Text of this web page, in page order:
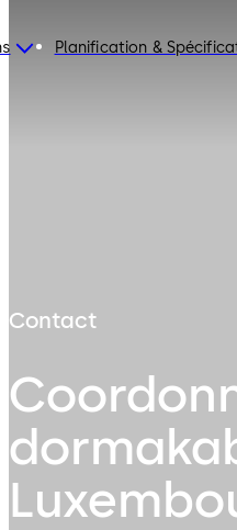
Planification &
Contact